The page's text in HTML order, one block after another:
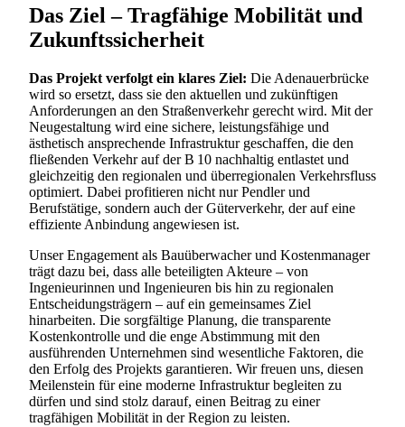
Das Ziel – Tragfähige Mobilität und
Zukunftssicherheit
Das Projekt verfolgt ein klares Ziel: Die Adenauerbrücke
wird so ersetzt, dass sie den aktuellen und zukünftigen
Anforderungen an den Straßenverkehr gerecht wird. Mit der
Neugestaltung wird eine sichere, leistungsfähige und
ästhetisch ansprechende Infrastruktur geschaffen, die den
fließenden Verkehr auf der B 10 nachhaltig entlastet und
gleichzeitig den regionalen und überregionalen Verkehrsfluss
optimiert. Dabei profitieren nicht nur Pendler und
Berufstätige, sondern auch der Güterverkehr, der auf eine
effiziente Anbindung angewiesen ist.
Unser Engagement als Bauüberwacher und Kostenmanager
trägt dazu bei, dass alle beteiligten Akteure – von
Ingenieurinnen und Ingenieuren bis hin zu regionalen
Entscheidungsträgern – auf ein gemeinsames Ziel
hinarbeiten. Die sorgfältige Planung, die transparente
Kostenkontrolle und die enge Abstimmung mit den
ausführenden Unternehmen sind wesentliche Faktoren, die
den Erfolg des Projekts garantieren. Wir freuen uns, diesen
Meilenstein für eine moderne Infrastruktur begleiten zu
dürfen und sind stolz darauf, einen Beitrag zu einer
tragfähigen Mobilität in der Region zu leisten.